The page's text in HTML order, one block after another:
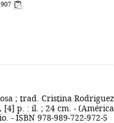
; trad. Cristina
p. : il. ; 24 cm. -
- ISBN 978-989-722-972-5